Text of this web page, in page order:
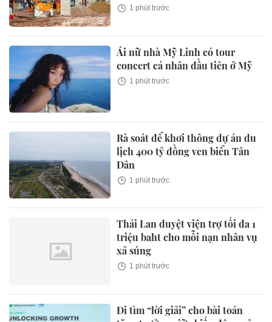
1 phút trước
Ái nữ nhà Mỹ Linh có tour
concert cá nhân đầu tiên ở Mỹ
1 phút trước
Rà soát để khơi thông dự án du
lịch 400 tỷ đồng ven biển Tân
Dân
1 phút trước
Thái Lan duyệt viện trợ tối đa 1
triệu baht cho mỗi nạn nhân vụ
xả súng
1 phút trước
Đi tìm “lời giải” cho bài toán